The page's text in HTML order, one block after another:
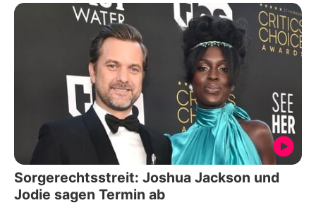
Sorgerechtsstreit: Joshua Jackson und
Jodie sagen Termin ab